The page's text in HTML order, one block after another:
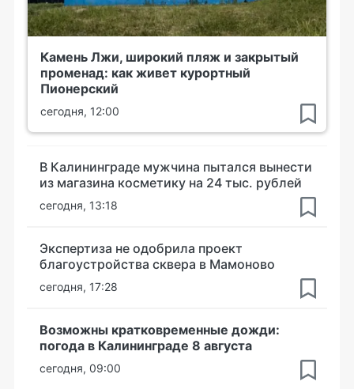
Камень Лжи, широкий пляж и закрытый
променад: как живет курортный
Пионерский
сегодня, 12:00
В Калининграде мужчина пытался вынести
из магазина косметику на 24 тыс. рублей
сегодня, 13:18
Экспертиза не одобрила проект
благоустройства сквера в Мамоново
сегодня, 17:28
Возможны кратковременные дожди:
погода в Калининграде 8 августа
сегодня, 09:00